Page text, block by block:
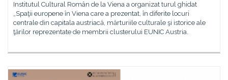
Institutul Cultural Român de la Viena a organizat turul ghidat
„Spaţii europene în Viena care a prezentat, în diferite locuri
centrale din capitala austriacă, mărturiile culturale şi istorice ale
ţărilor reprezentate de membrii clusterului EUNIC Austria.